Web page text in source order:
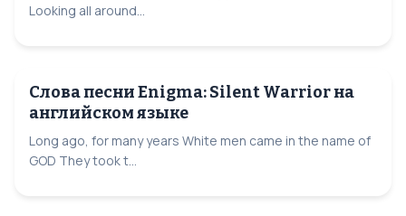
Looking all around...
Слова песни Enigma: Silent Warrior на
английском языке
Long ago, for many years White men came in the name of
GOD They took t...